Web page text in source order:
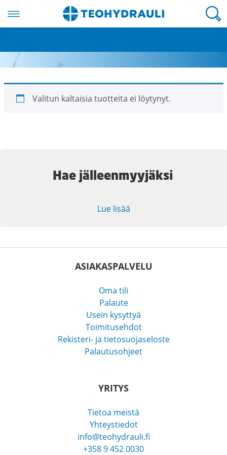
Valikko
Valitun kaltaisia tuotteita ei löytynyt.
Hae jälleenmyyjäksi
Lue lisää
ASIAKASPALVELU
Oma tili
Palaute
Usein kysyttyä
Toimitusehdot
Rekisteri- ja tietosuojaseloste
Palautusohjeet
YRITYS
Tietoa meistä
Yhteystiedot
info@teohydrauli.fi
+358 9 452 0030